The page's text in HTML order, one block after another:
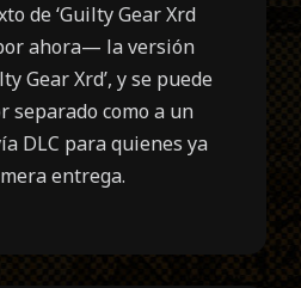
de ‘Guilty Gear Xrd
ahora— la versión
Gear Xrd’, y se puede
como a un
DLC para quienes ya
entrega.